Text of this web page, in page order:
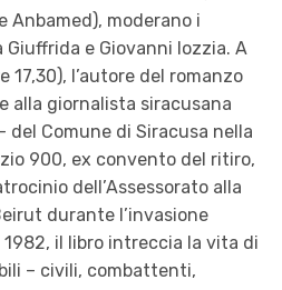
Anbamed), moderano i
e Giovanni Iozzia. A
17,30), l’autore del romanzo
alla giornalista siracusana
del Comune di Siracusa nella
900, ex convento del ritiro,
dell’Assessorato alla
durante l’invasione
il libro intreccia la vita di
– civili, combattenti,